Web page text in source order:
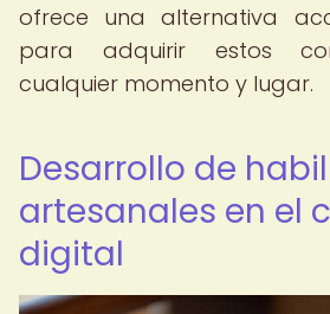
ofrece una alternativa
para adquirir estos
cualquier momento y lugar.
Desarrollo de
artesanales en el
digital